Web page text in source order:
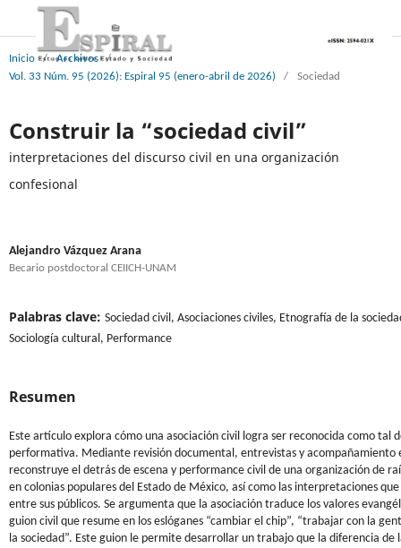
Inicio / Archivos
/
Vol. 33 Núm. 95 (2026): Espiral 95 (enero-abril de 2026)
/ Sociedad
Construir la “sociedad civil”
interpretaciones del discurso civil en una organización
confesional
Alejandro Vázquez Arana
Becario postdoctoral CEIICH-UNAM
Palabras clave: Sociedad civil, Asociaciones civiles, Etnografía de la
Sociología cultural, Performance
Resumen
Este artículo explora cómo una asociación civil logra ser reconocida como tal
performativa. Mediante revisión documental, entrevistas y acompañamiento
reconstruye el detrás de escena y performance civil de una organización de
en colonias populares del Estado de México, así como las interpretaciones
entre sus públicos. Se argumenta que la asociación traduce los valores
guion civil que resume en los eslóganes “cambiar el chip”, “trabajar con la
la sociedad”. Este guion le permite desarrollar un trabajo que la diferencia de